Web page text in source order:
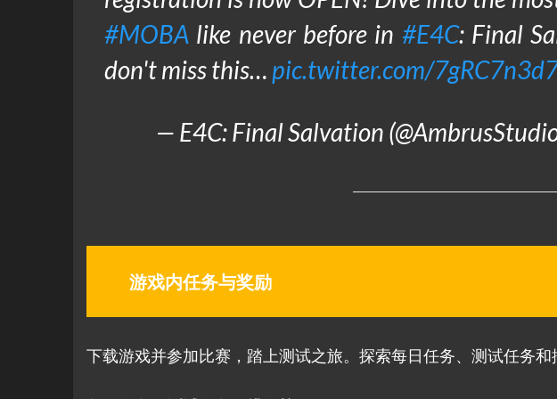
#MOBA like never before in #E4C: Final
don't miss this… pic.twitter.com/
— E4C: Final Salvation
游戏内任务与奖励
下载游戏并参加比赛，踏上测试之旅。探索每日任务、测试任务和